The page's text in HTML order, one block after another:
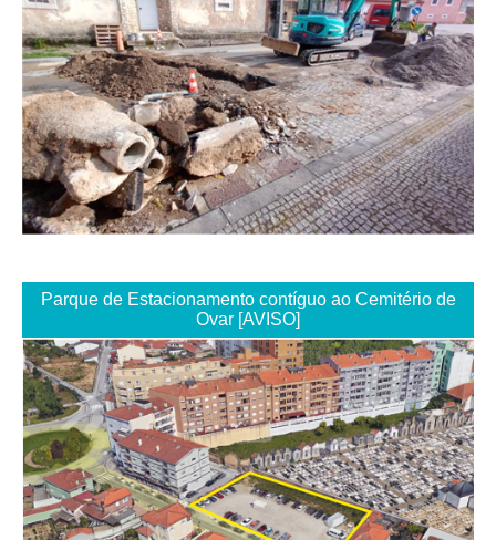
Parque de Estacionamento contíguo ao Cemitério de
Ovar [AVISO]